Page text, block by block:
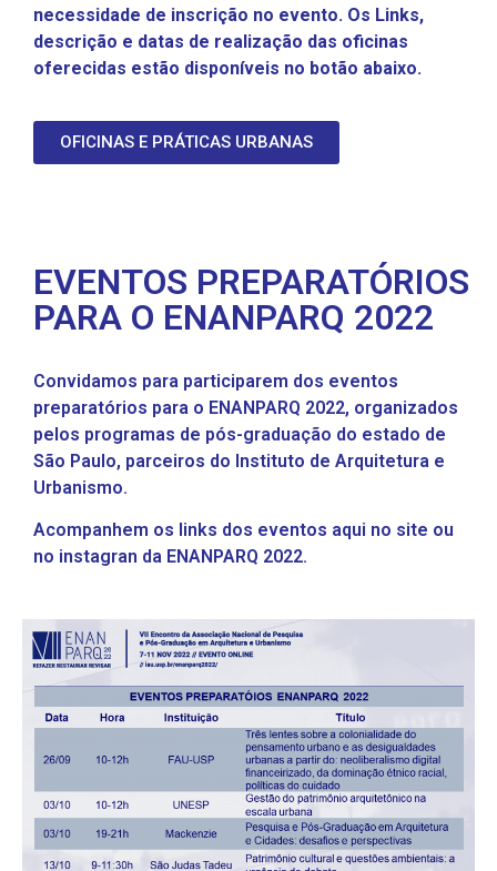
necessidade de inscrição no evento. Os Links,
descrição e datas de realização das oficinas
oferecidas estão disponíveis no botão abaixo.
OFICINAS E PRÁTICAS URBANAS
EVENTOS PREPARATÓRIOS
PARA O ENANPARQ 2022
Convidamos para participarem dos eventos
preparatórios para o ENANPARQ 2022, organizados
pelos programas de pós-graduação do estado de
São Paulo, parceiros do Instituto de Arquitetura e
Urbanismo.
Acompanhem os links dos eventos aqui no site ou
no instagran da ENANPARQ 2022.